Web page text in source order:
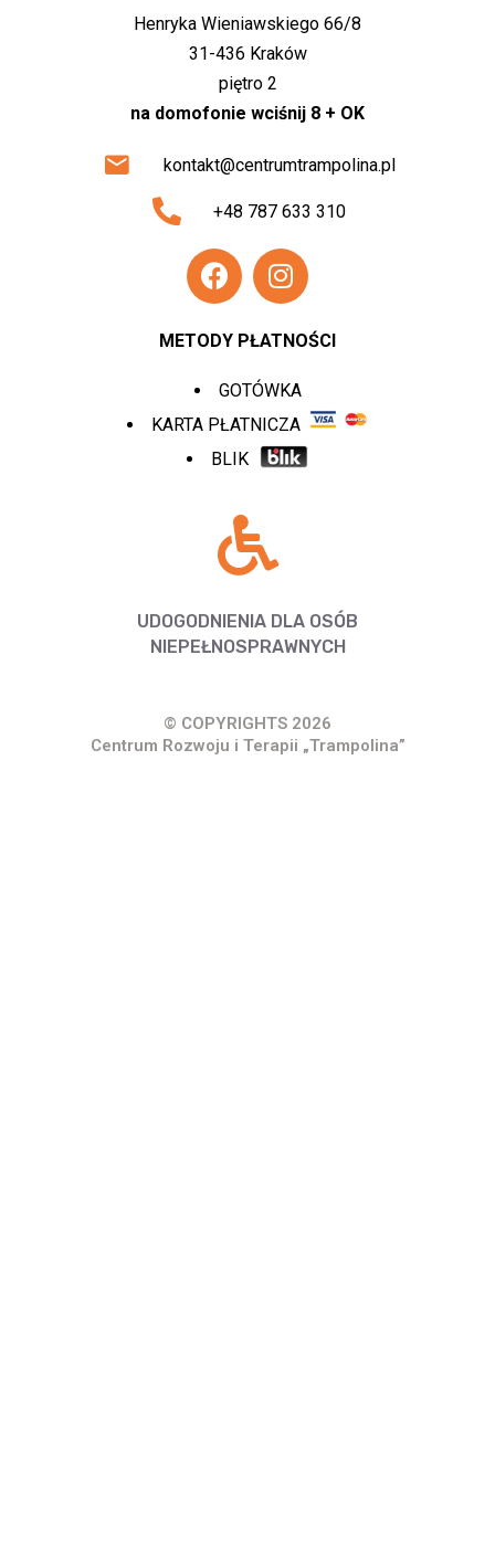
Henryka Wieniawskiego 66/8
31-436 Kraków
piętro 2
na domofonie wciśnij 8 + OK
kontakt@centrumtrampolina.pl
+48 787 633 310
METODY PŁATNOŚCI
GOTÓWKA
KARTA PŁATNICZA
BLIK
UDOGODNIENIA DLA OSÓB
NIEPEŁNOSPRAWNYCH
© COPYRIGHTS 2026
Centrum Rozwoju i Terapii „Trampolina”